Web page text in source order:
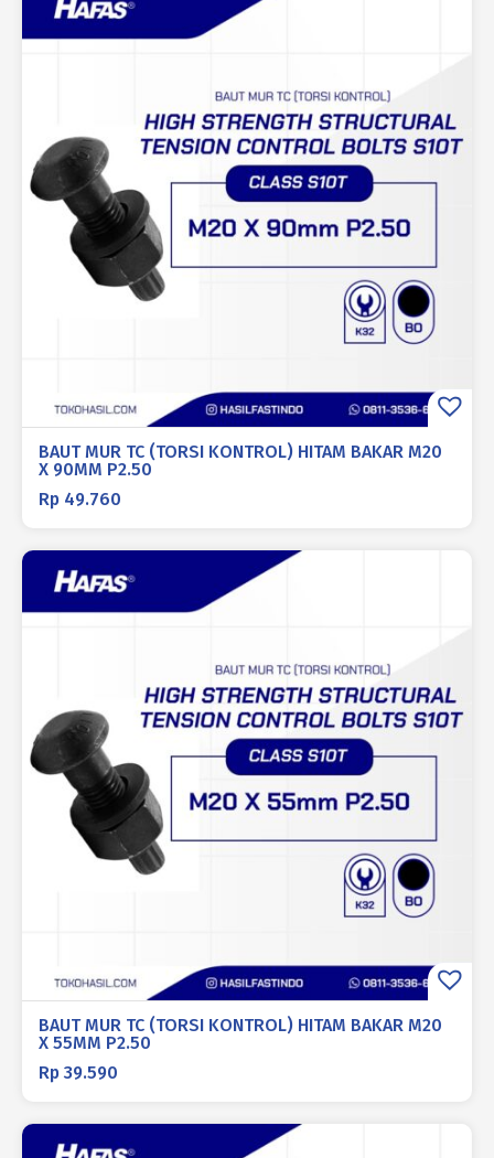
BAUT MUR TC (TORSI KONTROL) HITAM BAKAR M20
X 90MM P2.50
Rp 49.760
BAUT MUR TC (TORSI KONTROL) HITAM BAKAR M20
X 55MM P2.50
Rp 39.590